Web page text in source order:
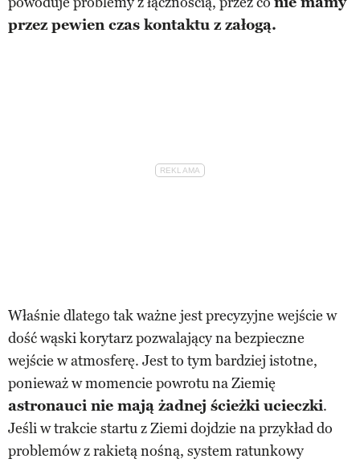
przez pewien czas kontaktu z załogą.
Właśnie dlatego tak ważne jest precyzyjne wejście w
dość wąski korytarz pozwalający na bezpieczne
wejście w atmosferę. Jest to tym bardziej istotne,
ponieważ w momencie powrotu na Ziemię
astronauci nie mają żadnej ścieżki ucieczki.
Jeśli w trakcie startu z Ziemi dojdzie na przykład do
problemów z rakietą nośną, system ratunkowy